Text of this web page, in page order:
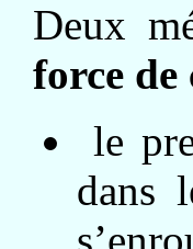
Deux
force de
le
dans